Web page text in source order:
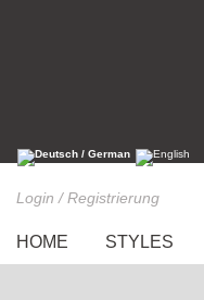
Login / Registrierung
HOME STYLES